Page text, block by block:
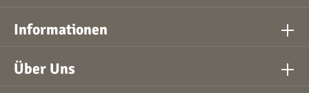
Informationen
Über Uns